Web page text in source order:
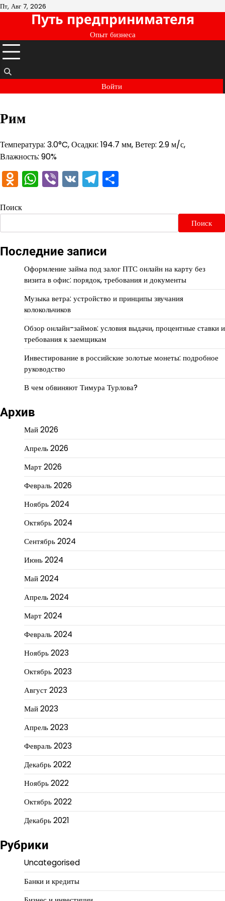
Перейти
содержимому
Пт, Авг 7, 2026
Путь предпринимателя
Опыт бизнеса
Войти
Рим
Температура: 3.0°C, Осадки: 194.7 мм, Ветер: 2.9 м/с,
Влажность: 90%
Odnoklassniki
WhatsApp
Viber
VKTelegram
Поиск
Поиск
Последние записи
Оформление займа под залог ПТС онлайн на карту без
визита в офис: порядок, требования и документы
Музыка ветра: устройство и принципы звучания
колокольчиков
Обзор онлайн-займов: условия выдачи, процентные ставки и
требования к заемщикам
Инвестирование в российские золотые монеты: подробное
руководство
В чем обвиняют Тимура Турлова?
Архив
Май 2026
Апрель 2026
Март 2026
Февраль 2026
Ноябрь 2024
Октябрь 2024
Сентябрь 2024
Июнь 2024
Май 2024
Апрель 2024
Март 2024
Февраль 2024
Ноябрь 2023
Октябрь 2023
Август 2023
Май 2023
Апрель 2023
Февраль 2023
Декабрь 2022
Ноябрь 2022
Октябрь 2022
Декабрь 2021
Рубрики
Uncategorised
Банки и кредиты